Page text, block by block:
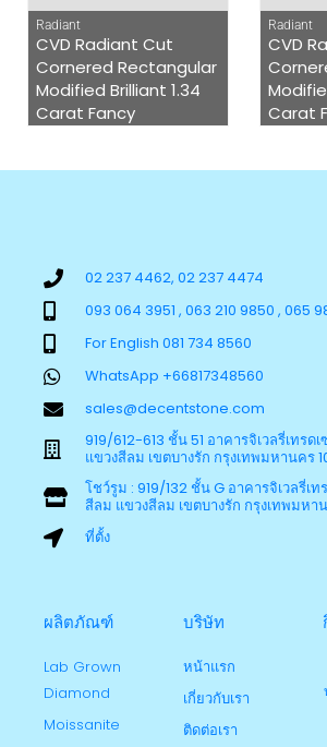
Radiant
CVD Radiant Cut
Cornered Rectangular
Modified Brilliant 1.34
Carat Fancy
Radiant
CVD
Carat F
02 237 4462, 02 237 4474
093 064 3951 , 063 210 9850 , 065
For English 081 734 8560
WhatsApp +66817348560
sales@decentstone.com
919/612-613 ชั้น 51 อาคารจิเวลรี่เทรด
แขวงสีลม เขตบางรัก กรุงเทพมหานคร
โชว์รูม : 919/132 ชั้น G อาคารจิเวลรี่เ
สีลม แขวงสีลม เขตบางรัก กรุงเทพมหา
ที่ตั้ง
ผลิตภัณฑ์
Lab Grown
Diamond
Moissanite
บริษัท
หน้าแรก
เกี่ยวกับเรา
ติดต่อเรา